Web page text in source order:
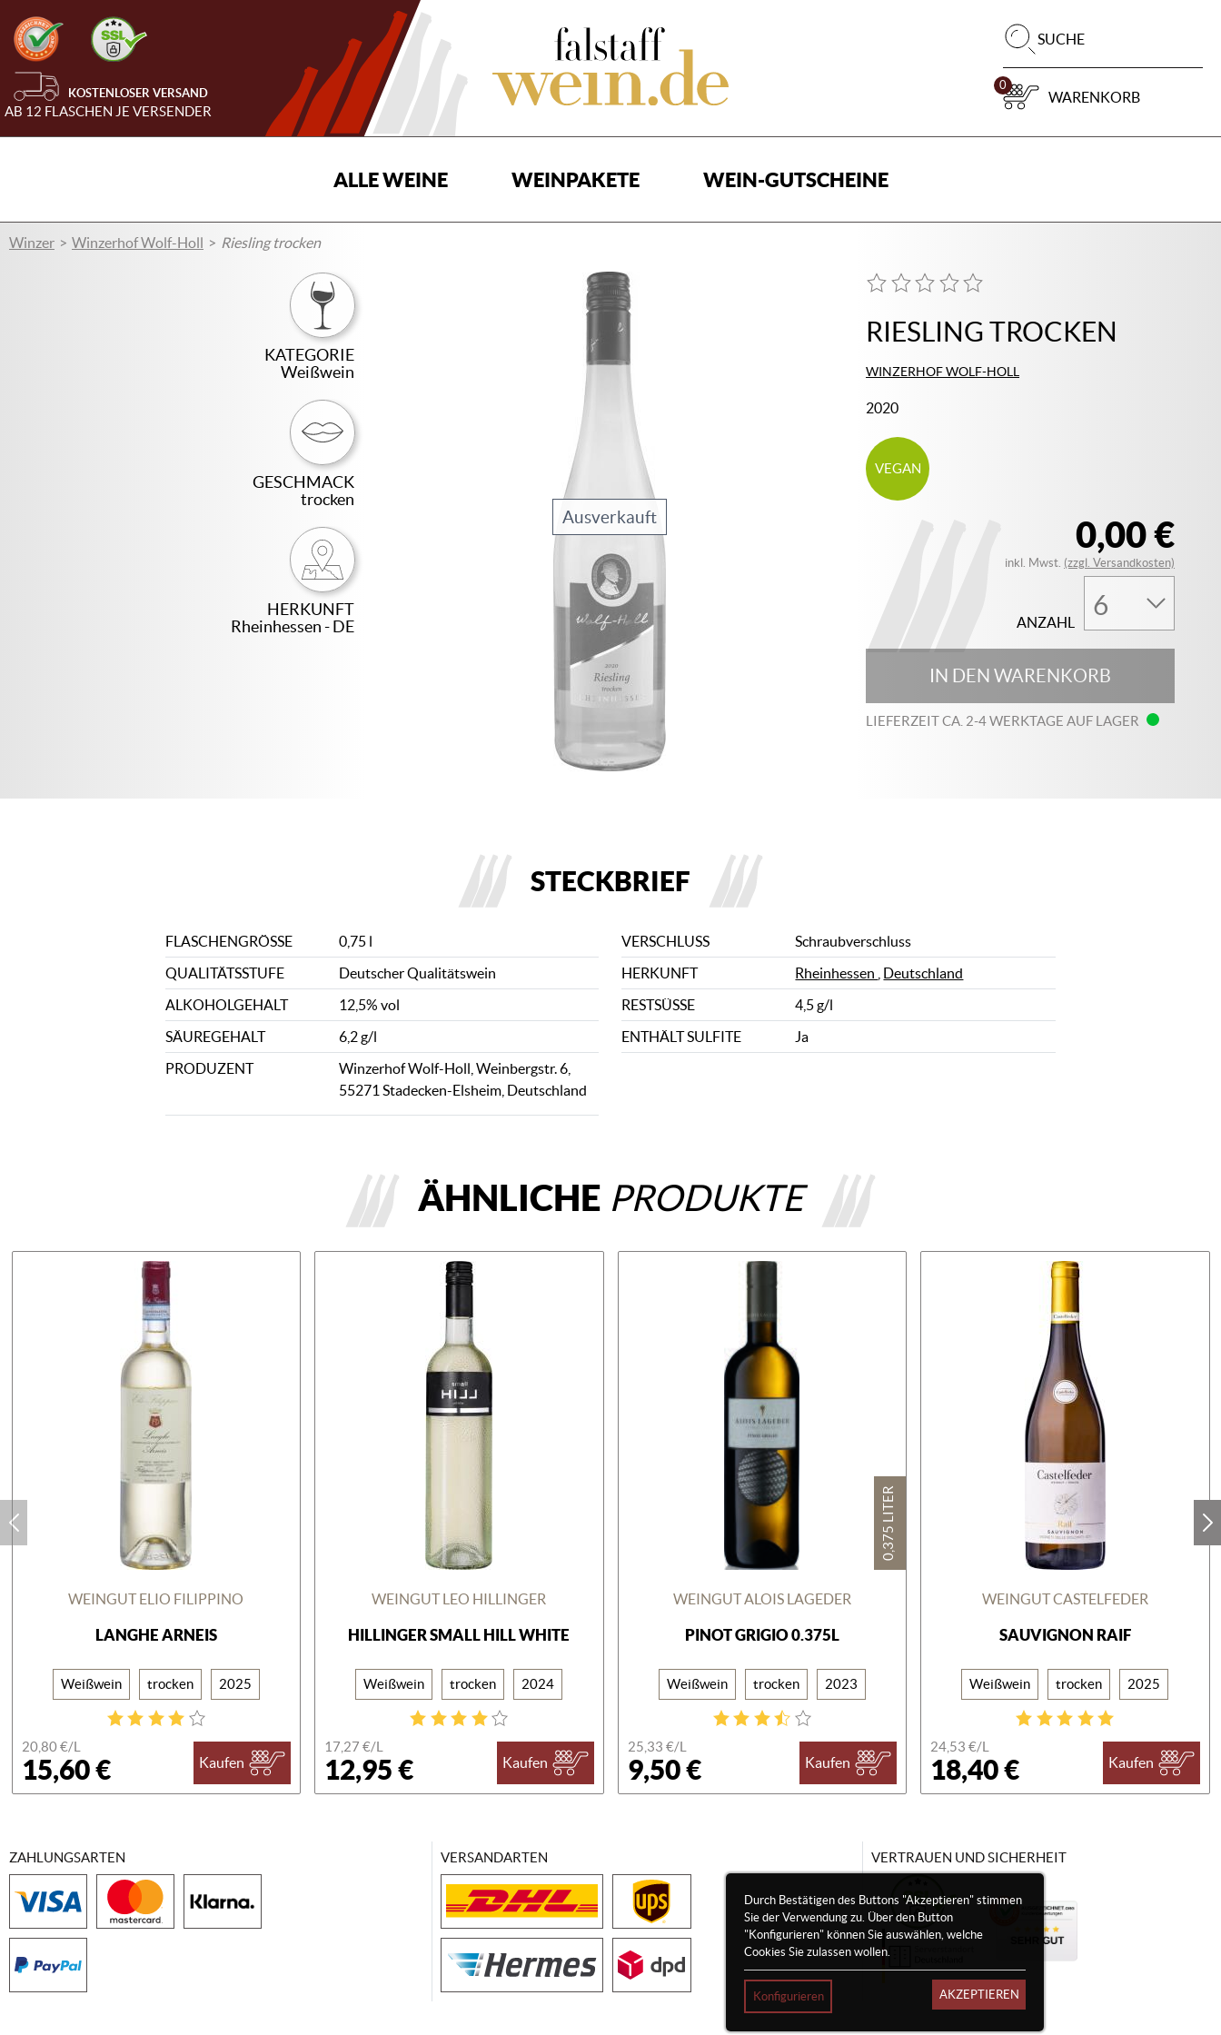
KOSTENLOSER VERSAND
AB 12 FLASCHEN JE VERSENDER
SUCHE
0
WARENKORB
ALLE WEINE WEINPAKETE WEIN-GUTSCHEINE
Winzer Winzerhof Wolf-Holl Riesling trocken
KATEGORIE
Weißwein
GESCHMACK
trocken
HERKUNFT
Rheinhessen - DE
Ausverkauft
RIESLING TROCKEN
WINZERHOF WOLF-HOLL
2020
VEGAN
0,00 €
inkl. Mwst. (zzgl. Versandkosten)
ANZAHL
IN DEN WARENKORB
LIEFERZEIT CA. 2-4 WERKTAGE AUF LAGER
STECKBRIEF
FLASCHENGRÖSSE 0,75 l VERSCHLUSS
Schraubverschluss
QUALITÄTSSTUFE
Deutscher Qualitätswein HERKUNFT Rheinhessen
Deutschland
ALKOHOLGEHALT
12,5% vol RESTSÜSSE
4,5 g/l
SÄUREGEHALT
6,2 g/l ENTHÄLT SULFITE
Ja
PRODUZENT
Winzerhof Wolf-Holl, Weinbergstr. 6,
55271 Stadecken-Elsheim, Deutschland
ÄHNLICHE PRODUKTE
WEINGUT ELIO FILIPPINO
LANGHE ARNEIS
Weißwein trocken 2025
20,80 €/L
15,60 € Kaufen
WEINGUT LEO HILLINGER
HILLINGER SMALL HILL WHITE
Weißwein trocken 2024
17,27 €/L
12,95 € Kaufen
0,375 LITER
WEINGUT ALOIS LAGEDER
PINOT GRIGIO 0.375L
Weißwein trocken 2023
25,33 €/L
9,50 € Kaufen
WEINGUT CASTELFEDER
SAUVIGNON RAIF
Weißwein trocken 2025
24,53 €/L
18,40 € Kaufen
Durch Bestätigen des Buttons "Akzeptieren" stimmen
Sie der Verwendung zu. Über den Button
"Konfigurieren" können Sie auswählen, welche
Cookies Sie zulassen wollen.
Konfigurieren AKZEPTIEREN
ZAHLUNGSARTEN VERSANDARTEN VERTRAUEN UND SICHERHEIT